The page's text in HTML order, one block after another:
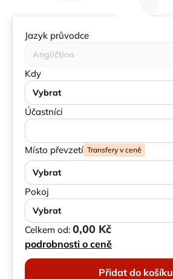
Jazyk průvodce
Angličtina
Kdy
Vybrat
Účastníci
Místo převzetí Transfery v ceně
Vybrat
Pokoj
Vybrat
Celkem od: 0,00 Kč
podrobnosti o ceně
Přidat do košíku